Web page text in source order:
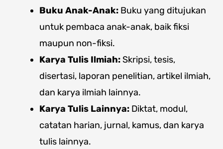
Buku Anak-Anak: Buku yang ditujukan
untuk pembaca anak-anak, baik fiksi
maupun non-fiksi.
Karya Tulis Ilmiah: Skripsi, tesis,
disertasi, laporan penelitian, artikel ilmiah,
dan karya ilmiah lainnya.
Karya Tulis Lainnya: Diktat, modul,
catatan harian, jurnal, kamus, dan karya
tulis lainnya.